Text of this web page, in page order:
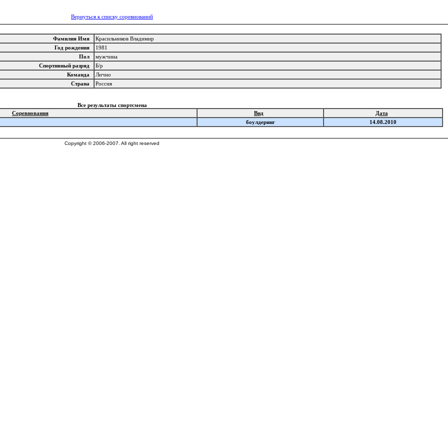
Вернуться к списку соревнований
Фамилия Имя
Красильников Владимир
Год рождения
1981
Пол
мужчина
Спортивный разряд
Б/р
Команда
Лично
Страна
Россия
Все результаты спортсмена
Соревнования Вид
Дата
боулдеринг 14.08.2010
Copyright © 2006-2007. All right reserved